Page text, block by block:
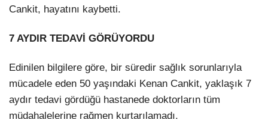
Cankit, hayatını kaybetti.
7 AYDIR TEDAVİ GÖRÜYORDU
Edinilen bilgilere göre, bir süredir sağlık sorunlarıyla
mücadele eden 50 yaşındaki Kenan Cankit, yaklaşık 7
aydır tedavi gördüğü hastanede doktorların tüm
müdahalelerine rağmen kurtarılamadı.